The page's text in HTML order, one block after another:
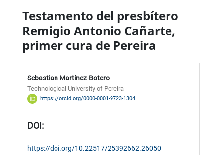
Testamento del presbítero
Remigio Antonio Cañarte,
primer cura de Pereira
Sebastian Martínez-Botero
Technological University of Pereira
https://orcid.org/0000-0001-9723-1304
DOI:
https://doi.org/10.22517/25392662.26050